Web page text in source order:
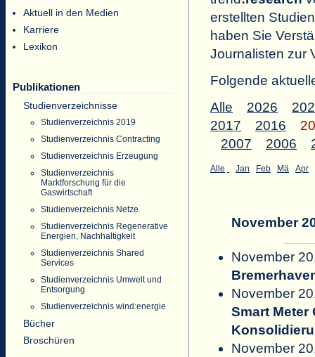
Aktuell in den Medien
Karriere
Lexikon
Publikationen
Studienverzeichnisse
Studienverzeichnis 2019
Studienverzeichnis Contracting
Studienverzeichnis Erzeugung
Studienverzeichnis
Marktforschung für die
Gaswirtschaft
Studienverzeichnis Netze
Studienverzeichnis Regenerative
Energien, Nachhaltigkeit
Studienverzeichnis Shared
Services
Studienverzeichnis Umwelt und
Entsorgung
Studienverzeichnis wind:energie
Bücher
Broschüren
erstellten
haben Sie
Journalisten zur
Folgende
Alle
2026
2017
2016
2007
2006
Alle Jan Feb Mä Apr
November
November
November
Smart Meter
November